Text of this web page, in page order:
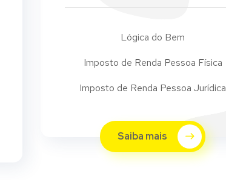
Lógica do Bem
Imposto de Renda Pessoa Física
Imposto de Renda Pessoa Jurídica
Saiba mais